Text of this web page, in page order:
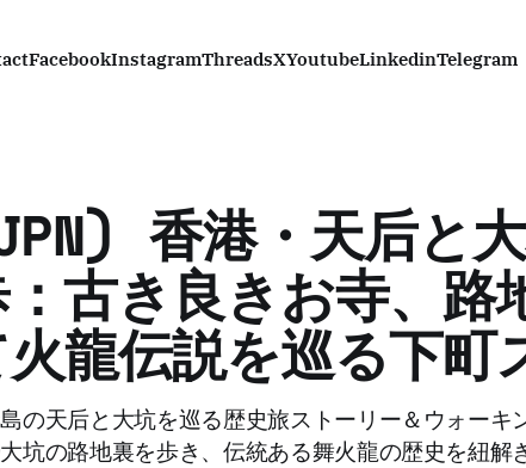
FacebookInstagramThreadsXYoutubeLinkedinTelegram
香港・天后と
古き良きお寺、路
龍伝説を巡る下町
の天后と大坑を巡る歴史旅ストーリー＆ウォーキ
坑の路地裏を歩き、伝統ある舞火龍の歴史を紐解